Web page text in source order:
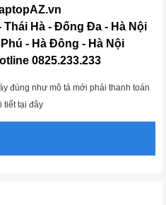
Thái Hà - Đống Đa - Hà Nội
- Hà Đông - Hà Nội
0825.233.233
đúng như mô tả mới phải thanh toán
tiết tại đây